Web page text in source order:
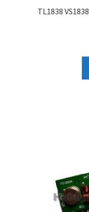
TL1838